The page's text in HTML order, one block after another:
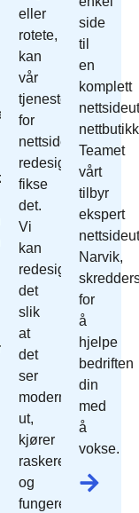
eller
rotete,
kan
vår
tjeneste
for
nettside
redesign
fikse
det.
Vi
kan
redesign
det
slik
at
det
ser
moderne
ut,
kjører
raskere
og
fungerer
side
til
en
komplett
Teamet
vårt
tilbyr
ekspert
Narvik,
for
å
hjelpe
bedriften
din
med
å
vokse.